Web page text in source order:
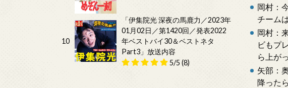
岡村：
チーム
岡村：
ビもプ
ら上が
矢部：
降った
10
「伊集院光 深夜の馬鹿力／2023年
01月02日／第1420回／発表2022
年ベストバイ30＆ベストネタ
Part3」放送内容
5/5 (8)